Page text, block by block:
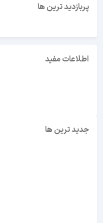
پربازدید ترین ها
امارات
اطلاعات مفید
جدید ترین ها